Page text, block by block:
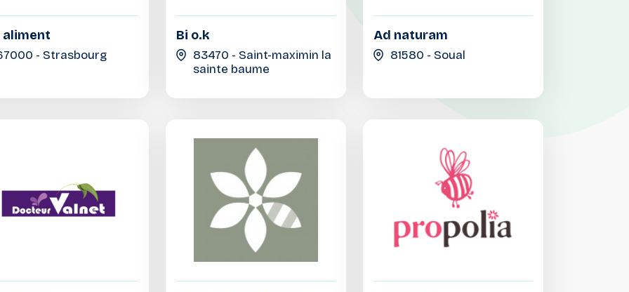
aliment
- Strasbourg
Bi o.k
83470 - Saint-maximin la
sainte baume
Ad naturam
81580 - Soual